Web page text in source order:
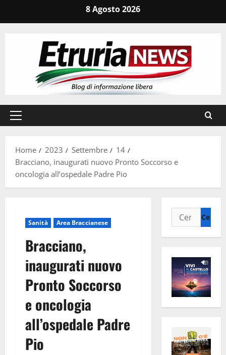
8 Agosto 2026
Menu
Home
2023 Settembre
14
Bracciano, inaugurati nuovo Pronto Soccorso e
oncologia all’ospedale Padre Pio
Sanità Area Braccianese
Bracciano,
inaugurati nuovo
Pronto Soccorso
e oncologia
all’ospedale Padre
Pio
Ricerca
per: